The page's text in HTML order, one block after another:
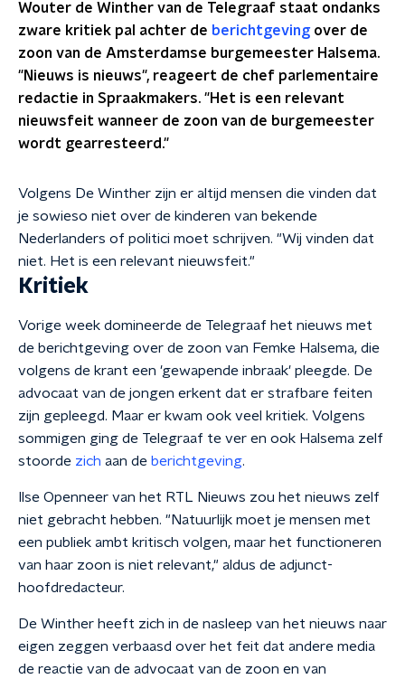
Wouter de Winther van de Telegraaf staat ondanks
zware kritiek pal achter de berichtgevingover de
zoon van de Amsterdamse burgemeester Halsema.
"Nieuws is nieuws", reageert de chef parlementaire
redactie in Spraakmakers. "Het is een relevant
nieuwsfeit wanneer de zoon van de burgemeester
wordt gearresteerd."
Volgens De Winther zijn er altijd mensen die vinden dat
je sowieso niet over de kinderen van bekende
Nederlanders of politici moet schrijven. "Wij vinden dat
niet. Het is een relevant nieuwsfeit."
Kritiek
Vorige week domineerde de Telegraaf het nieuws met
de berichtgeving over de zoon van Femke Halsema, die
volgens de krant een 'gewapende inbraak' pleegde. De
advocaat van de jongen erkent dat er strafbare feiten
zijn gepleegd. Maar er kwam ook veel kritiek. Volgens
sommigen ging de Telegraaf te ver en ook Halsema zelf
stoorde zich aan de berichtgeving.
Ilse Openneer van het RTL Nieuws zou het nieuws zelf
niet gebracht hebben. "Natuurlijk moet je mensen met
een publiek ambt kritisch volgen, maar het functioneren
van haar zoon is niet relevant," aldus de adjunct-
hoofdredacteur.
De Winther heeft zich in de nasleep van het nieuws naar
eigen zeggen verbaasd over het feit dat andere media
de reactie van de advocaat van de zoon en van